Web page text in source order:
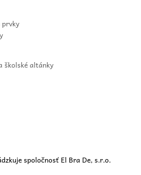
prvky
školské altánky
spoločnosť El Bra De, s.r.o.